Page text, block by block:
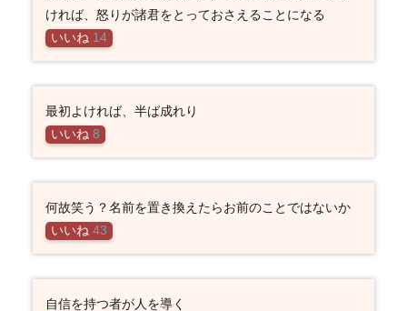
ければ、怒りが諸君をとっておさえることになる
いいね 14
最初よければ、半ば成れり
いいね 8
何故笑う？名前を置き換えたらお前のことではないか
いいね 43
自信を持つ者が人を導く